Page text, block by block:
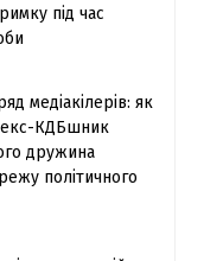
під час
медіакілерів: як
екс-КДБшник
дружина
політичного